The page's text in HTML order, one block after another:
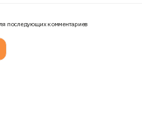
последующих комментариев